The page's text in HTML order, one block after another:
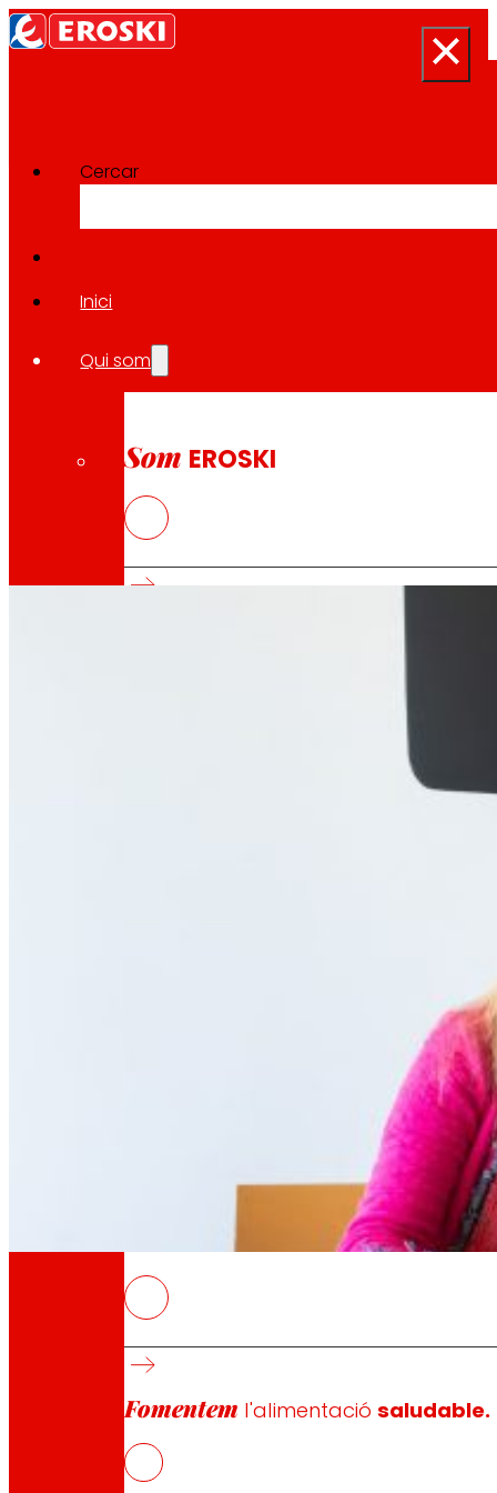
Cercar
Inici
Qui som
Som EROSKI
A través de la nostra Fundació impulsem
Compromisos EROSKI
Fomentem l'alimentaciósaludable.
Sala de premsa
Tornar a totes les notícies
23.03.2026
La Universitat del País Basc i
científica
alimentació, salut i seguretat alimentària
El conveni ha estat subscrit recentment
Fundació Eroski